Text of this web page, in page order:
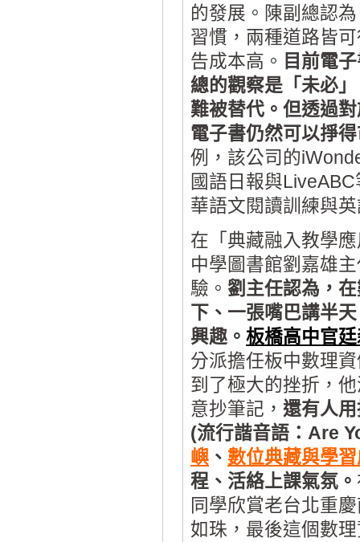
的發展。陳副總認
習慣，兩種道路皆
告成本高。 目前電
總的觀察是「未必
難被替代。但透過
電子書仍然可以掙
例，該公司的
國語日報與
華語文閱讀訓練與
在「典藏融入教學
中學圖書館劉嘉雄
驗。 劉主任認為，
下、一張嘴巴講半
興趣。 板橋高中官
分派擔任板中數理
到了極大的挫折，
意抄筆記， 還有人
(流行諧音語：Are
嶼 、 數位典藏與學
程、活絡上課氣氛。
同學欣賞老台北重
如珠，最後這個數